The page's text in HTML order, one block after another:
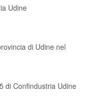
Udine
di Udine nel
di Confindustria Udine